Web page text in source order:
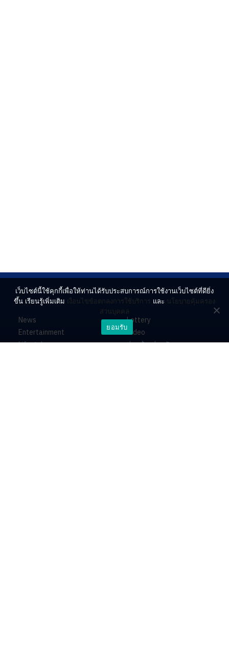
News
Entertainment
Lifestyle
Lottery
Video
ร่วมด้วยช่วยกัน
เว็บไซต์นี้ใช้คุกกี้เพื่อให้ท่านได้รับประสบการณ์การใช้งานเว็บไซต์ที่ดียิ่ง
ขึ้น เรียนรู้เพิ่มเติม เงื่อนไขข้อตกลงการใช้บริการ และ นโยบายคุ้มครอง
ส่วนบุคคล
ยอมรับ